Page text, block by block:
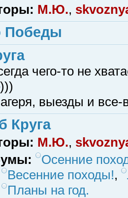
М.Ю.,
Победы
чего-то не
)))
выезды и все-
Круга
М.Ю.,
Осенние
Весенние походы!,
Планы на год.